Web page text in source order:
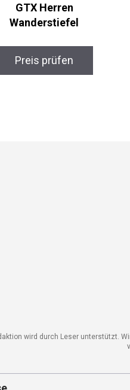
GTX Herren
Wanderstiefel
Preis prüfen
wird durch Leser unterstützt.